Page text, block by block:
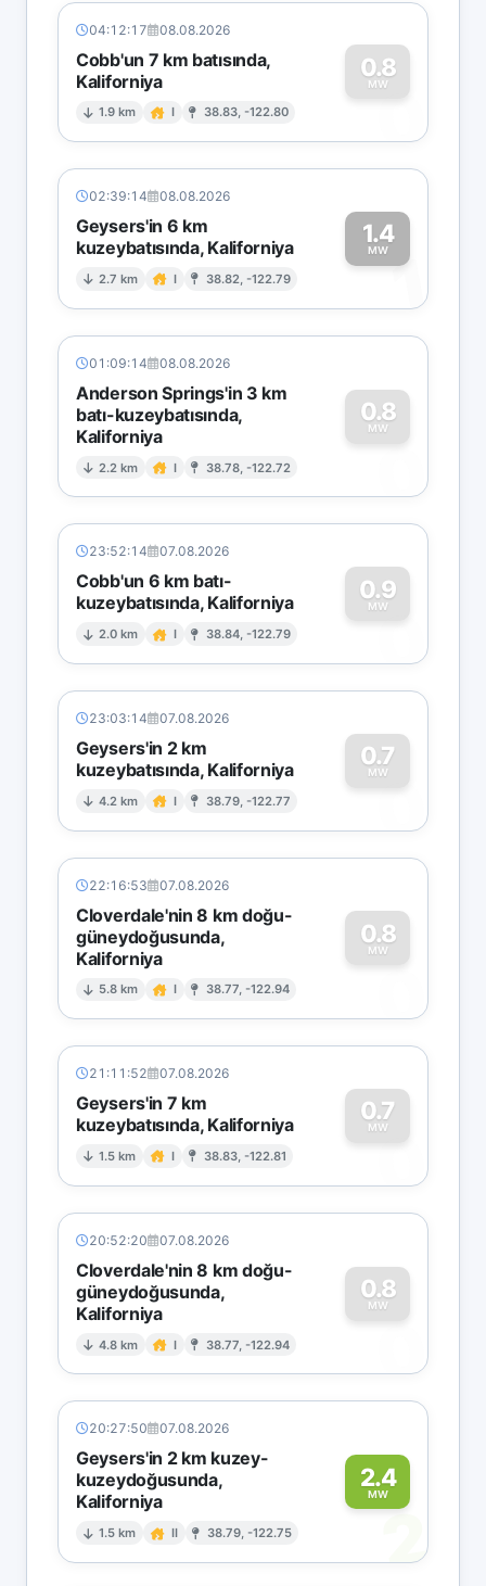
04:12:17 08.08.2026
Cobb'un 7 km batısında,
Kaliforniya
1.9 km I 38.83, -122.80
0.8
MW
0
02:39:14 08.08.2026
Geysers'in 6 km
kuzeybatısında, Kaliforniya
2.7 km I 38.82, -122.79
1.4
MW1
01:09:14 08.08.2026
Anderson Springs'in 3 km
batı-kuzeybatısında,
Kaliforniya
2.2 km I 38.78, -122.72
0.8
MW
0
23:52:14 07.08.2026
Cobb'un 6 km batı-
kuzeybatısında, Kaliforniya
2.0 km I 38.84, -122.79
0.9
MW
0
23:03:14 07.08.2026
Geysers'in 2 km
kuzeybatısında, Kaliforniya
4.2 km I 38.79, -122.77
0.7
MW
0
22:16:53 07.08.2026
Cloverdale'nin 8 km doğu-
güneydoğusunda,
Kaliforniya
5.8 km I 38.77, -122.94
0.8
MW
0
21:11:52 07.08.2026
Geysers'in 7 km
kuzeybatısında, Kaliforniya
1.5 km I 38.83, -122.81
0.7
MW
0
20:52:20 07.08.2026
Cloverdale'nin 8 km doğu-
güneydoğusunda,
Kaliforniya
4.8 km I 38.77, -122.94
0.8
MW
0
20:27:50 07.08.2026
Geysers'in 2 km kuzey-
kuzeydoğusunda,
Kaliforniya
1.5 km II 38.79, -122.75
2.4
MW
2